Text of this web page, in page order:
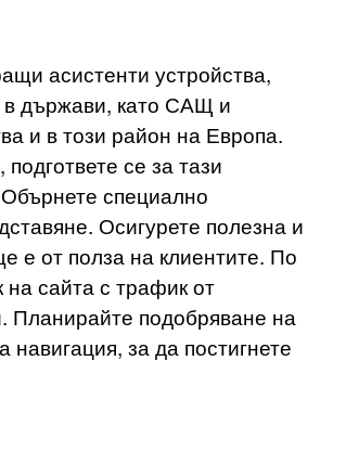
асистенти устройства,
в държави, като САЩ и
и в този район на Европа.
се за тази
специално
Осигурете полезна и
е от полза на клиентите. По
сайта с трафик от
Планирайте подобряване на
за да постигнете